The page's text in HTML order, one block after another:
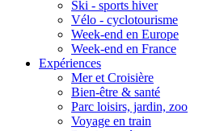
Ski - sports hiver
Vélo - cyclotourisme
Week-end en Europe
Week-end en France
Expériences
Mer et Croisière
Bien-être & santé
Parc loisirs, jardin, zoo
Voyage en train